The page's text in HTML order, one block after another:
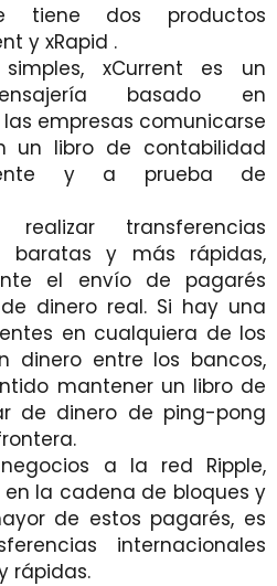
tiene dos productos
y xRapid .
xCurrent es un
basado en
empresas comunicarse
un libro de contabilidad
y a prueba de
transferencias
baratas y más rápidas,
el envío de pagarés
dinero real. Si hay una
en cualquiera de los
dinero entre los bancos,
mantener un libro de
de dinero de ping-pong
a la red Ripple,
la cadena de bloques y
de estos pagarés, es
internacionales
rápidas.